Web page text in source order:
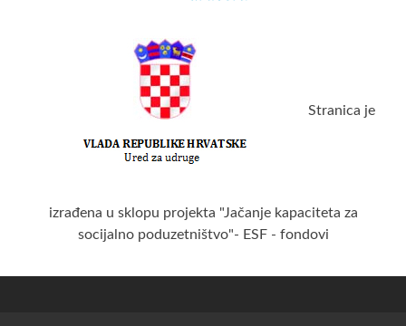
Stranica je
izrađena u sklopu projekta "Jačanje kapaciteta za
socijalno poduzetništvo"- ESF - fondovi